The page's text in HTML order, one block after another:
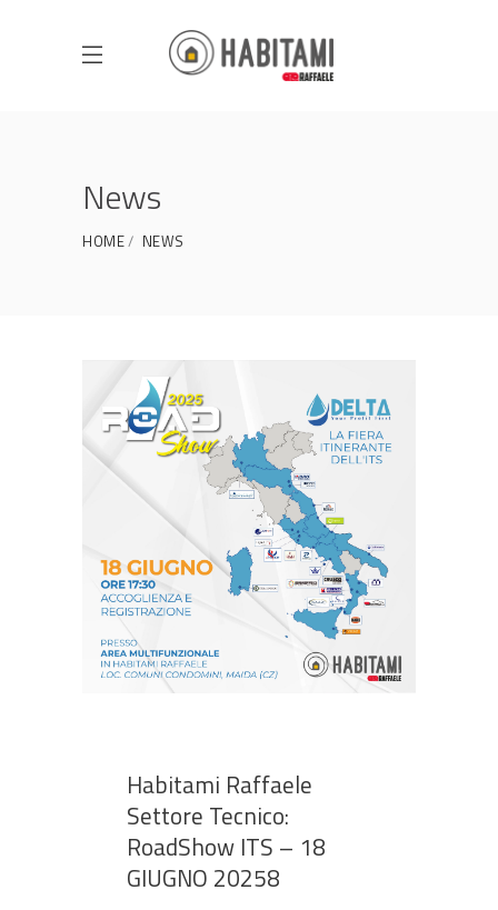
News
HOME NEWS
Habitami Raffaele
Settore Tecnico:
RoadShow ITS – 18
GIUGNO 20258